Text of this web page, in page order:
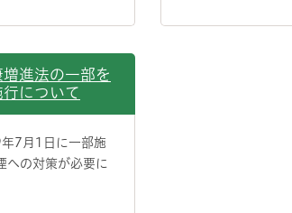
増進法の一部を
について
7月1日に一部施
への対策が必要に